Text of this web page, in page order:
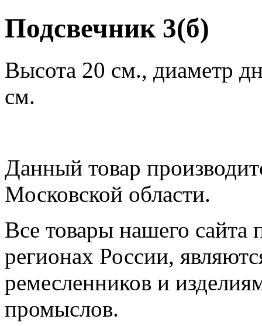
Подсвечник 3(б)
Высота 20 см., диаметр
см.
Данный товар
Московской области.
Все товары нашего сайта
регионах России,
ремесленников и
промыслов.